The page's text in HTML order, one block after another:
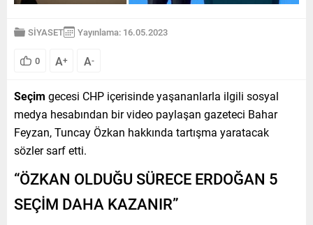
SİYASET Yayınlama: 16.05.2023
0 A+ A-
Seçim gecesi CHP içerisinde yaşananlarla ilgili sosyal
medya hesabından bir video paylaşan gazeteci Bahar
Feyzan, Tuncay Özkan hakkında tartışma yaratacak
sözler sarf etti.
“ÖZKAN OLDUĞU SÜRECE ERDOĞAN 5
SEÇİM DAHA KAZANIR”